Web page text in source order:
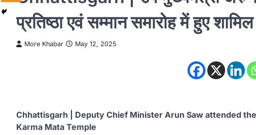
प्रतिष्ठा एवं सम्मान समारोह में हुए शामिल
More Khabar May 12, 2025
Chhattisgarh | Deputy Chief Minister Arun Saw attended
Karma Mata Temple